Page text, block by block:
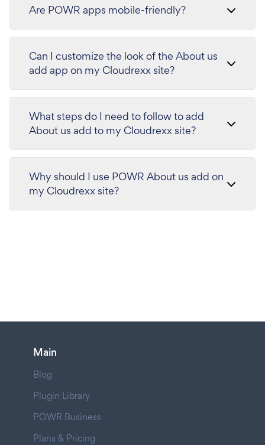
Are POWR apps mobile-friendly?
Can I customize the look of the About us
add app on my Cloudrexx site?
What steps do I need to follow to add
About us add to my Cloudrexx site?
Why should I use POWR About us add on
my Cloudrexx site?
Main
Blog
Plugin Library
POWR Business
Plans & Pricing